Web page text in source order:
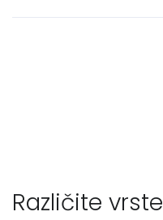
Različite vrste